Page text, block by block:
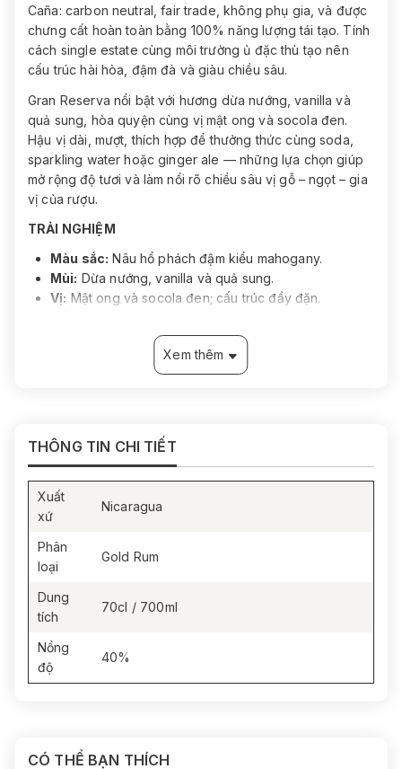
Caña: carbon neutral, fair trade, không phụ gia, và được
chưng cất hoàn toàn bằng 100% năng lượng tái tạo. Tính
cách single estate cùng môi trường ủ đặc thù tạo nên
cấu trúc hài hòa, đậm đà và giàu chiều sâu.
Gran Reserva nổi bật với hương dừa nướng, vanilla và
quả sung, hòa quyện cùng vị mật ong và socola đen.
Hậu vị dài, mượt, thích hợp để thưởng thức cùng soda,
sparkling water hoặc ginger ale — những lựa chọn giúp
mở rộng độ tươi và làm nổi rõ chiều sâu vị gỗ – ngọt – gia
vị của rượu.
TRẢI NGHIỆM
Màu sắc: Nâu hổ phách đậm kiểu mahogany.
Mùi: Dừa nướng, vanilla và quả sung.
Vị: Mật ong và socola đen; cấu trúc đầy đặn.
Xem thêm
THÔNG TIN CHI TIẾT
Xuất
xứ
Nicaragua
Phân
loại
Gold Rum
Dung
tích
70cl / 700ml
Nồng
độ
40%
CÓ THỂ BẠN THÍCH